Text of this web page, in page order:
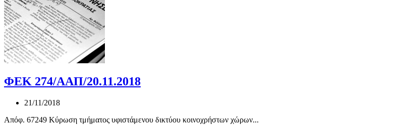
ΦΕΚ 274/ΑΑΠ/20.11.2018
21/11/2018
Απόφ. 67249 Κύρωση τμήματος υφιστάμενου δικτύου κοινοχρήστων χώρων...